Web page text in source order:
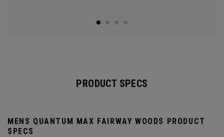
PRODUCT SPECS
MENS QUANTUM MAX FAIRWAY WOODS PRODUCT
SPECS